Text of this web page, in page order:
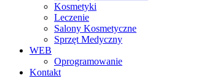
Kosmetyki
Leczenie
Salony Kosmetyczne
Sprzęt Medyczny
WEB
Oprogramowanie
Kontakt